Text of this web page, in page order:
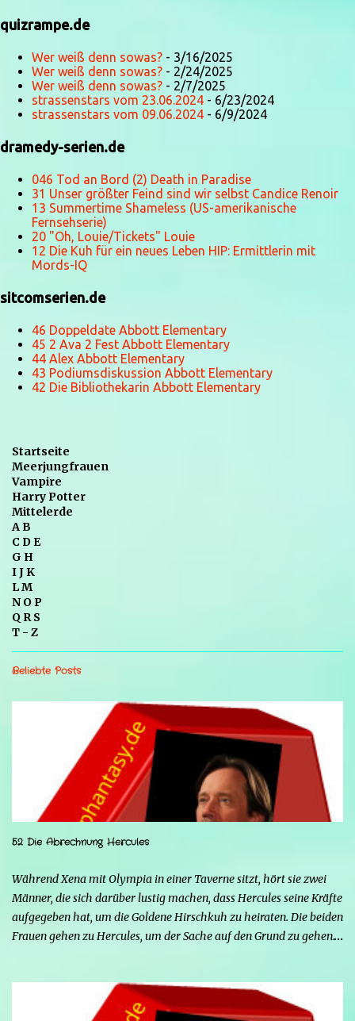
quizrampe.de
Wer weiß denn sowas? - 3/16/2025
Wer weiß denn sowas? - 2/24/2025
Wer weiß denn sowas? - 2/7/2025
strassenstars vom 23.06.2024 - 6/23/2024
strassenstars vom 09.06.2024 - 6/9/2024
dramedy-serien.de
046 Tod an Bord (2) Death in Paradise
31 Unser größter Feind sind wir selbst Candice Renoir
13 Summertime Shameless (US-amerikanische
Fernsehserie)
20 "Oh, Louie/Tickets" Louie
12 Die Kuh für ein neues Leben HIP: Ermittlerin mit
Mords-IQ
sitcomserien.de
46 Doppeldate Abbott Elementary
45 2 Ava 2 Fest Abbott Elementary
44 Alex Abbott Elementary
43 Podiumsdiskussion Abbott Elementary
42 Die Bibliothekarin Abbott Elementary
Startseite
Meerjungfrauen
Vampire
Harry Potter
Mittelerde
A B
C D E
G H
I J K
L M
N O P
Q R S
T - Z
Beliebte Posts
52 Die Abrechnung Hercules
Während Xena mit Olympia in einer Taverne sitzt, hört sie zwei
Männer, die sich darüber lustig machen, dass Hercules seine Kräfte
aufgegeben hat, um die Goldene Hirschkuh zu heiraten. Die beiden
Frauen gehen zu Hercules, um der Sache auf den Grund zu gehen.
denn nun kann sie nicht nur die Frau von Hercules sein, sondern
endlich auch Menschen berühren, ohne sich zu verwandeln. Mars